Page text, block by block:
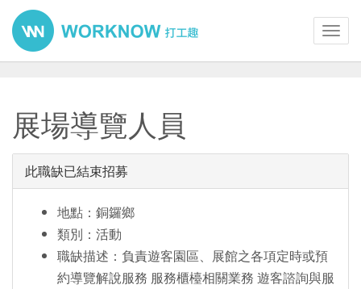
展場導覽人員
此職缺已結束招募
地點：銅鑼鄉
類別：活動
職缺描述：負責遊客園區、展館之各項定時或預
約導覽解說服務 服務櫃檯相關業務 遊客諮詢與服